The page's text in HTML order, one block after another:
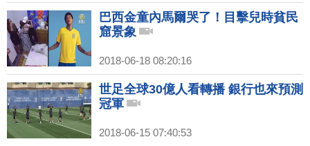
巴西金童內馬爾哭了！目擊兒時貧民
窟景象
2018-06-18 08:20:16
世足全球30億人看轉播 銀行也來預測
冠軍
2018-06-15 07:40:53